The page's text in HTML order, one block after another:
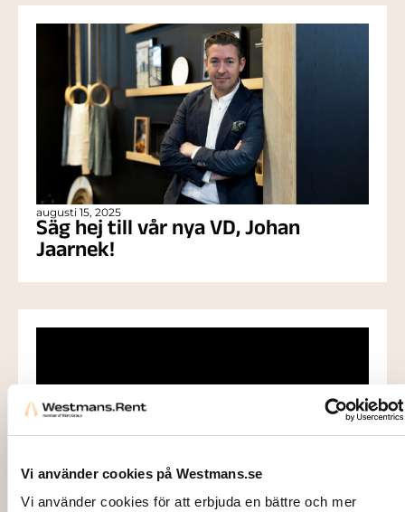
Vi använder cookies på Westmans.se
Vi använder cookies för att erbjuda en bättre och mer
augusti 15, 2025
Säg hej till vår nya VD, Johan
Jaarnek!